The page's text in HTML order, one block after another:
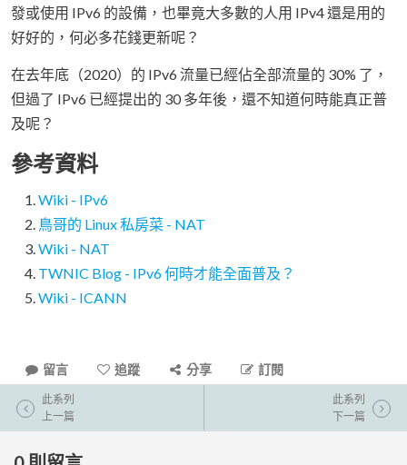
發或使用 IPv6 的設備，也畢竟大多數的人用 IPv4 還是用的
好好的，何必多花錢更新呢？
在去年底（2020）的 IPv6 流量已經佔全部流量的 30% 了，
但過了 IPv6 已經提出的 30 多年後，還不知道何時能真正普
及呢？
參考資料
Wiki - IPv6
鳥哥的 Linux 私房菜 - NAT
Wiki - NAT
TWNIC Blog - IPv6 何時才能全面普及？
Wiki - ICANN
留言 追蹤 分享 訂閱
此系列
上一篇
此系列
下一篇